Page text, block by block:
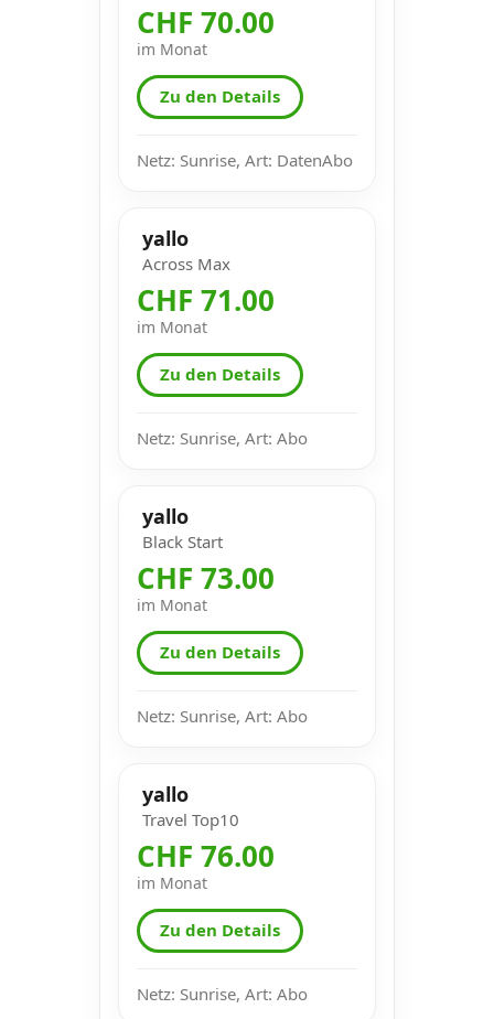
CHF 70.00
im Monat
Zu den Details
Netz: Sunrise, Art: DatenAbo
yallo
Across Max
CHF 71.00
im Monat
Zu den Details
Netz: Sunrise, Art: Abo
yallo
Black Start
CHF 73.00
im Monat
Zu den Details
Netz: Sunrise, Art: Abo
yallo
Travel Top10
CHF 76.00
im Monat
Zu den Details
Netz: Sunrise, Art: Abo